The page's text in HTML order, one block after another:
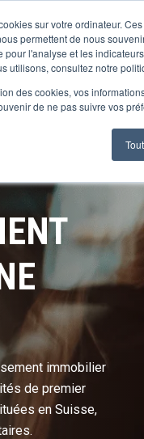
sur votre ordinateur.
permettent de nous
l'analyse et les
utilisons, consultez notre
des cookies, vos
de ne pas suivre vos
immobilier
de premier
en Suisse,